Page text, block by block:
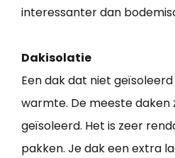
interessanter dan
Dakisolatie
Een dak dat niet
warmte. De meeste daken
geïsoleerd. Het is zeer
pakken. Je dak een extra